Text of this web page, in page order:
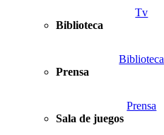
Tv
Biblioteca
Biblioteca
Prensa
Prensa
Sala de juegos